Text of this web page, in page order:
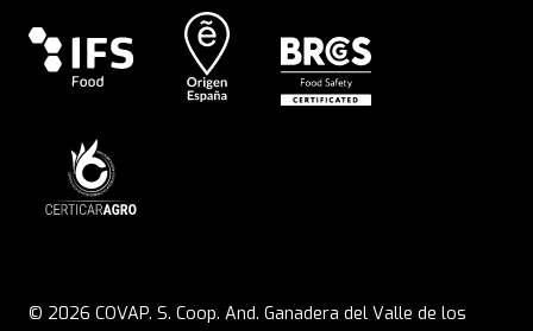
© 2026 COVAP. S. Coop. And. Ganadera del Valle de los